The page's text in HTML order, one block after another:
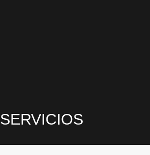
SERVICIOS